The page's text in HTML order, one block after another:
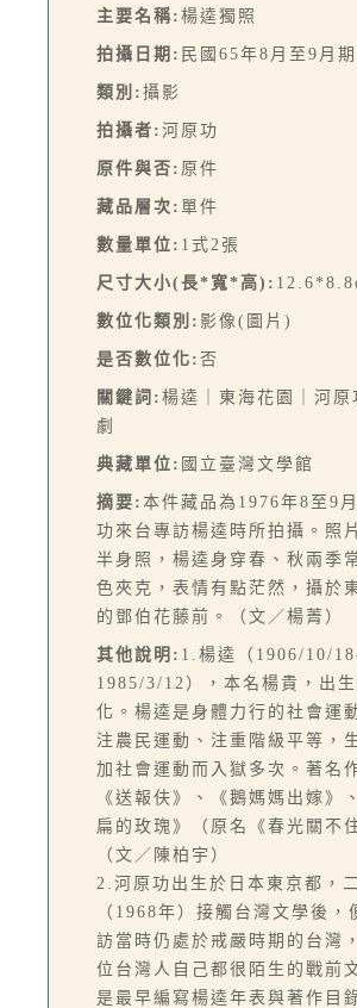
主要名稱: 楊逵獨照
拍攝日期: 民國65年8月至9月期
類別: 攝影
拍攝者: 河原功
原件與否: 原件
藏品層次: 單件
數量單位: 1式2張
尺寸大小(長*寬*高):
數位化類別: 影像(圖片)
是否數位化: 否
關鍵詞: 楊逵｜東海花園｜河原
劇
典藏單位: 國立臺灣文學館
摘要: 本件藏品為1976年8至9
功來台專訪楊逵時所拍攝。照
半身照，楊逵身穿春、秋兩季
色夾克，表情有點茫然，攝於
的鄧伯花藤前。（文／楊菁）
其他說明: 1.楊逵（1906/10/
1985/3/12），本名楊貴，出
化。楊逵是身體力行的社會運
注農民運動、注重階級平等，
加社會運動而入獄多次。著名
《送報伕》、《鵝媽媽出嫁》
扁的玫瑰》（原名《春光關不
（文／陳柏宇）
2.河原功出生於日本東京都，
（1968年）接觸台灣文學後，
訪當時仍處於戒嚴時期的台灣
位台灣人自己都很陌生的戰前
是最早編寫楊逵年表與著作目